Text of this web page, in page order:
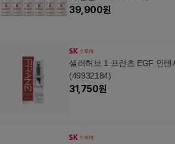
39,900원
셀러허브 1 프란츠 EGF 인
(49932184)
31,750원